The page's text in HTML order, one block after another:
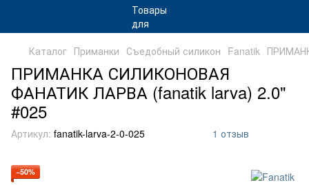
Каталог Приманки Съедобный силикон Fanatik
ПРИМАНКА СИЛИКОНОВАЯ
ФАНАТИК ЛАРВА (fanatik larva) 2.0"
#025
Артикул: fanatik-larva-2-0-025 1 отзыв
−50%